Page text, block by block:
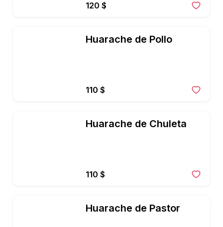
120 $
Huarache de Pollo
110 $
Huarache de Chuleta
110 $
Huarache de Pastor